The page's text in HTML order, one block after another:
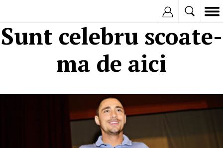
Sunt celebru scoate-
ma de aici